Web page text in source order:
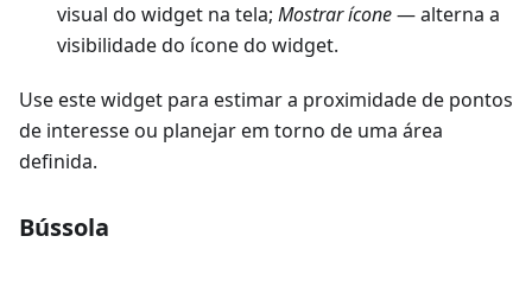
visual do widget na tela; Mostrar ícone— alterna a
visibilidade do ícone do widget.
Use este widget para estimar a proximidade de pontos
de interesse ou planejar em torno de uma área
definida.
Bússola